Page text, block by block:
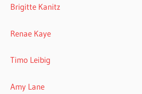
Brigitte Kanitz
Renae Kaye
Timo Leibig
Amy Lane